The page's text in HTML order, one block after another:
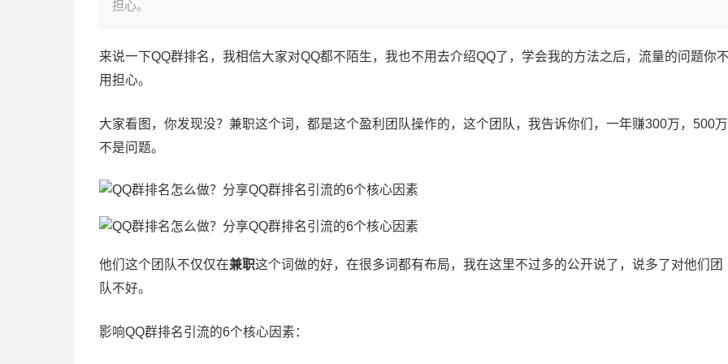
担心。
来说一下QQ群排名，我相信大家对QQ都不陌生，我也不用去介绍QQ了，学会我的方法之后，流量的问题你
用担心。
大家看图，你发现没？兼职这个词，都是这个盈利团队操作的，这个团队，我告诉你们，一年赚300万，500万
不是问题。
他们这个团队不仅仅在兼职这个词做的好，在很多词都有布局，我在这里不过多的公开说了，说多了对他们团
队不好。
影响QQ群排名引流的6个核心因素：